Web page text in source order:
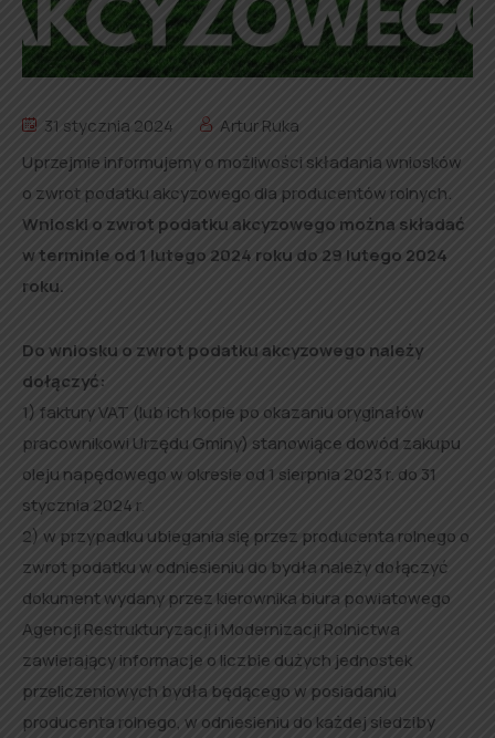
31 stycznia 2024
Artur Ruka
Uprzejmie informujemy o możliwości składania wniosków
o zwrot podatku akcyzowego dla producentów rolnych.
Wnioski o zwrot podatku akcyzowego można składać
w terminie od 1 lutego 2024 roku do 29 lutego 2024
roku.
Do wniosku o zwrot podatku akcyzowego należy
dołączyć:
1) faktury VAT (lub ich kopie po okazaniu oryginałów
pracownikowi Urzędu Gminy) stanowiące dowód zakupu
oleju napędowego w okresie od 1 sierpnia 2023 r. do 31
stycznia 2024 r.
2) w przypadku ubiegania się przez producenta rolnego o
zwrot podatku w odniesieniu do bydła należy dołączyć
dokument wydany przez kierownika biura powiatowego
Agencji Restrukturyzacji i Modernizacji Rolnictwa
zawierający informacje o liczbie dużych jednostek
przeliczeniowych bydła będącego w posiadaniu
producenta rolnego, w odniesieniu do każdej siedziby